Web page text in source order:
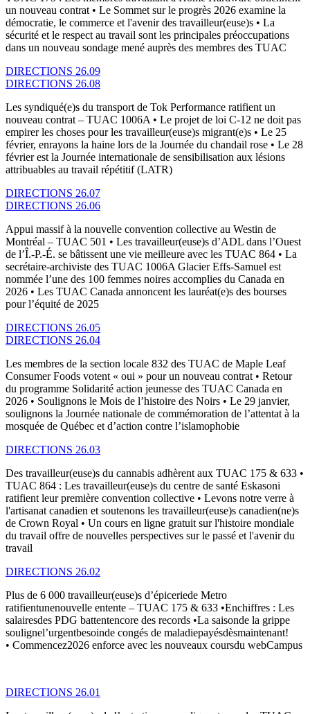
un nouveau contrat • Le Sommet sur le progrès 2026 examine la
démocratie, le commerce et l'avenir des travailleur(euse)s • La
sécurité et le respect au travail sont les principales préoccupations
dans un nouveau sondage mené auprès des membres des TUAC
DIRECTIONS 26.09
DIRECTIONS 26.08
Les syndiqué(e)s du transport de Tok Performance ratifient un
nouveau contrat – TUAC 1006A • Le projet de loi C-12 ne doit pas
empirer les choses pour les travailleur(euse)s migrant(e)s • Le 25
février, enrayons la haine lors de la Journée du chandail rose • Le 28
février est la Journée internationale de sensibilisation aux lésions
attribuables au travail répétitif (LATR)
DIRECTIONS 26.07
DIRECTIONS 26.06
Appui massif à la nouvelle convention collective au Westin de
Montréal – TUAC 501 • Les travailleur(euse)s d’ADL dans l’Ouest
de l’Î.-P.-É. se bâtissent une vie meilleure avec les TUAC 864 • La
secrétaire-archiviste des TUAC 1006A Glacier Effs-Samuel est
nommée l’une des 100 femmes noires accomplies du Canada en
2026 • Les TUAC Canada annoncent les lauréat(e)s des bourses
pour l’équité de 2025
DIRECTIONS 26.05
DIRECTIONS 26.04
Les membres de la section locale 832 des TUAC de Maple Leaf
Consumer Foods votent « oui » pour un nouveau contrat • Retour
du programme Solidarité action jeunesse des TUAC Canada en
2026 • Soulignons le Mois de l’histoire des Noirs • Le 29 janvier,
soulignons la Journée nationale de commémoration de l’attentat à la
mosquée de Québec et d’action contre l’islamophobie
DIRECTIONS 26.03
Des travailleur(euse)s du cannabis adhèrent aux TUAC 175 & 633 •
TUAC 864 : Les travailleur(euse)s du centre de santé Eskasoni
ratifient leur première convention collective • Levons notre verre à
l'artisanat canadien et soutenons les travailleur(euse)s canadien(ne)s
de Crown Royal • Un cours en ligne gratuit sur l'histoire mondiale
du travail offre de nouvelles perspectives sur le passé et l'avenir du
travail
DIRECTIONS 26.02
Plus de 6 000 travailleur(euse)s d’épiceriede Metro
ratifientunenouvelle entente – TUAC 175 & 633 •Enchiffres : Les
salairesdes PDG battentencore des records •La saisonde la grippe
soulignel’urgentbesoinde congés de maladiepayésdèsmaintenant!
• Commencez2026 enforce avec les nouveaux coursdu webCampus
DIRECTIONS 26.01